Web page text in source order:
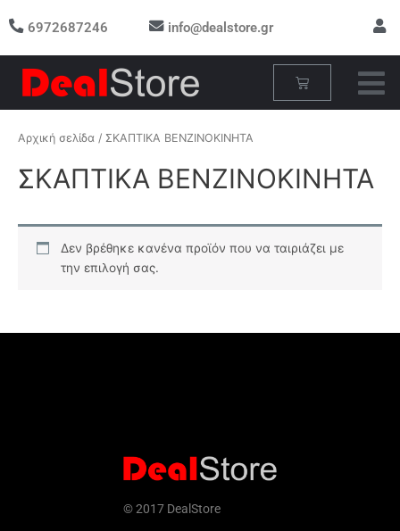
στο 6972687246 info@dealstore.gr
Cart
Αρχική σελίδα / ΣΚΑΠΤΙΚΑ ΒΕΝΖΙΝΟΚΙΝΗΤΑ
ΣΚΑΠΤΙΚΑ ΒΕΝΖΙΝΟΚΙΝΗΤΑ
Δεν βρέθηκε κανένα προϊόν που να ταιριάζει με
την επιλογή σας.
© 2017 DealStore